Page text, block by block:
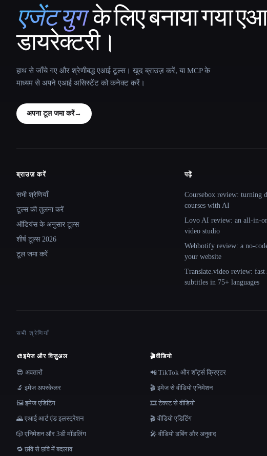
That AI Collection
एजेंट युग के लिए बनाया गया
डायरेक्टरी।
हाथ से जाँचे गए और श्रेणीबद्ध एआई टूल्स। खुद ब्राउज़ करें, या MCP के
माध्यम से अपने एआई असिस्टेंट को कनेक्ट करें।
अपना टूल जमा करें→
Site navigation
ब्राउज़ करें
सभी श्रेणियाँ
टूल्स की तुलना करें
ऑडियंस के अनुसार टूल्स
शीर्ष टूल्स 2026
टूल जमा करें
पढ़ें
Coursebox review: turning
courses with AI
Lovo AI review: an all-in-
video studio
Webbotify review: a no-
your website
Translate.video review:
subtitles in 75+ languages
सभी श्रेणियाँ
🎨इमेज और विज़ुअल
😎 अवतारों
🔬 इमेज अपस्केलर
🖼️ इमेज एडिटिंग
🌄 एआई आर्ट एंड इलस्ट्रेशन
🎲 एनिमेशन और 3डी मॉडलिंग
🔁 छवि से छवि में बदलाव
🎬वीडियो
📲 TikTok और शॉर्ट्स क्रिएटर
🎬 इमेज से वीडियो एनिमेशन
🎞️ टेक्स्ट से वीडियो
🎬 वीडियो एडिटिंग
🎤 वीडियो डबिंग और अनुवाद